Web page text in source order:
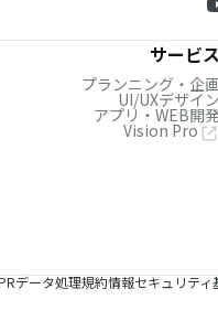
サービス
プランニング・企
UI/UXデザイン
アプリ・WEB開
Vision Pro
データ処理規約情報セキュリティ